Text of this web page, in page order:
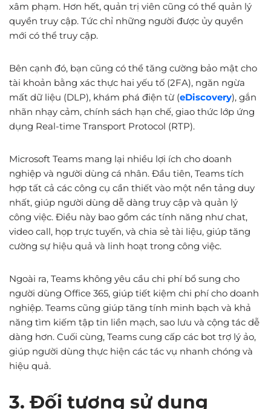
xâm phạm. Hơn hết, quản trị viên cũng có thể quản lý
quyền truy cập. Tức chỉ những người được ủy quyền
mới có thể truy cập.
Bên cạnh đó, bạn cũng có thể tăng cường bảo mật cho
tài khoản bằng xác thực hai yếu tố (2FA), ngăn ngừa
mất dữ liệu (DLP), khám phá điện từ (eDiscovery), gắn
nhãn nhạy cảm, chính sách hạn chế, giao thức lớp ứng
dụng Real-time Transport Protocol (RTP).
Microsoft Teams mang lại nhiều lợi ích cho doanh
nghiệp và người dùng cá nhân. Đầu tiên, Teams tích
hợp tất cả các công cụ cần thiết vào một nền tảng duy
nhất, giúp người dùng dễ dàng truy cập và quản lý
công việc. Điều này bao gồm các tính năng như chat,
video call, họp trực tuyến, và chia sẻ tài liệu, giúp tăng
cường sự hiệu quả và linh hoạt trong công việc.
Ngoài ra, Teams không yêu cầu chi phí bổ sung cho
người dùng Office 365, giúp tiết kiệm chi phí cho doanh
nghiệp. Teams cũng giúp tăng tính minh bạch và khả
năng tìm kiếm tập tin liền mạch, sao lưu và cộng tác dễ
dàng hơn. Cuối cùng, Teams cung cấp các bot trợ lý ảo,
giúp người dùng thực hiện các tác vụ nhanh chóng và
hiệu quả.
3. Đối tượng sử dụng